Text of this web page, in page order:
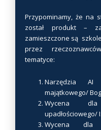
t
a
w
Przypominamy, że na
został produkt –
zamieszczone są
przez
tematyce:
Narzędzia AI
majątkowego/
Wycena
upadłościowego/
Wycena dla